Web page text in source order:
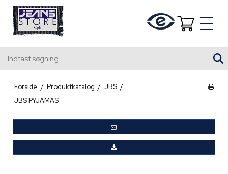
Forside / Produktkatalog / JBS /
JBS PYJAMAS